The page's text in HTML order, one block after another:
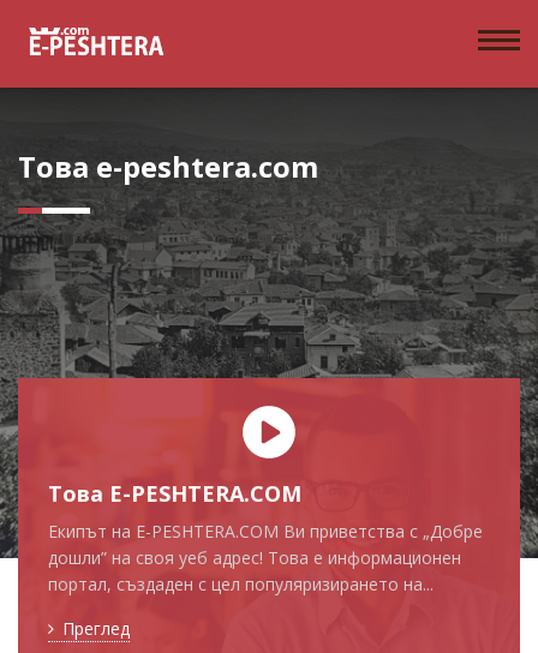
Това e-peshtera.com
Това E-PESHTERA.COM
Екипът на E-PESHTERA.COM Ви приветства с „Добре
дошли” на своя уеб адрес! Това е информационен
портал, създаден с цел популяризирането на...
Преглед